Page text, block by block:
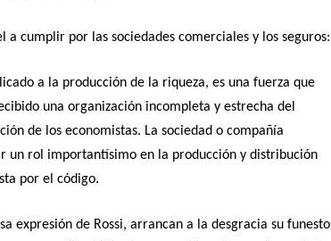
a cumplir por las sociedades comerciales y los seguros:
a la producción de la riqueza, es una fuerza que
una organización incompleta y estrecha del
de los economistas. La sociedad o compañía
un rol importantísimo en la producción y distribución
por el código.
expresión de Rossi, arrancan a la desgracia su funesto